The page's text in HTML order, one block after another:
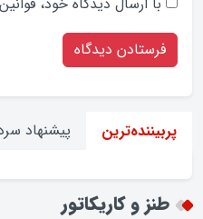
پربیننده‌ترین پیشنهاد
طنز و کاریکاتور